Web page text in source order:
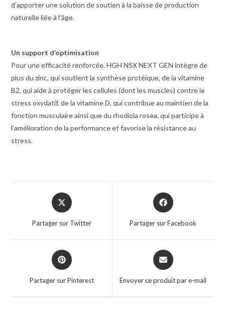
d’apporter une solution de soutien à la baisse de production
naturelle liée à l’âge.
Un support d’optimisation
Pour une efficacité renforcée, HGH NSX NEXT GEN intègre de
plus du zinc, qui soutient la synthèse protéique, de la vitamine
B2, qui aide à protéger les cellules (dont les muscles) contre le
stress oxydatif, de la vitamine D, qui contribue au maintien de la
fonction musculaire ainsi que du rhodiola rosea, qui participe à
l’amélioration de la performance et favorise la résistance au
stress.
Partager sur Twitter Partager sur Facebook
Partager sur Pinterest Envoyer ce produit par e-mail